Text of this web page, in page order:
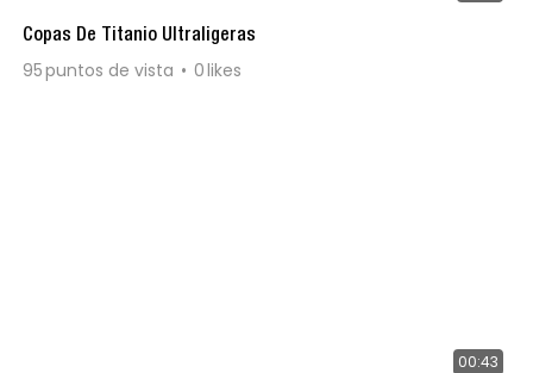
Copas De Titanio Ultraligeras
95puntos de vista 0likes
00:43